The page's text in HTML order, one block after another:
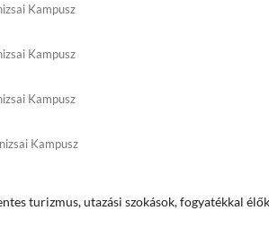
Kampusz
Kampusz
Kampusz
Kampusz
turizmus, utazási szokások, fogyatékkal élők